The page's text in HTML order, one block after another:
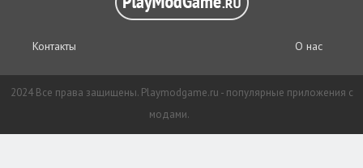
Контакты О нас
2024 Все права защищены. Playmodgame.ru - популярные приложения с
модами.